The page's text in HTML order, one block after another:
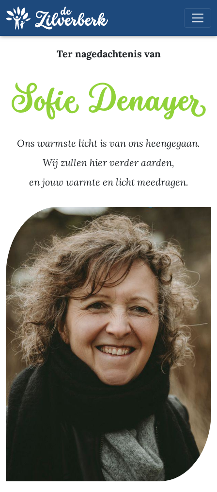
Ter nagedachtenis van
Sofie Denayer
Ons warmste licht is van ons heengegaan.
Wij zullen hier verder aarden,
en jouw warmte en licht meedragen.